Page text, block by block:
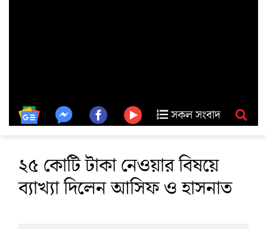
সকল সংবাদ
২৫ কোটি টাকা নেওয়ার বিষয়ে
ব্যাখ্যা দিলেন আসিফ ও হাসনাত